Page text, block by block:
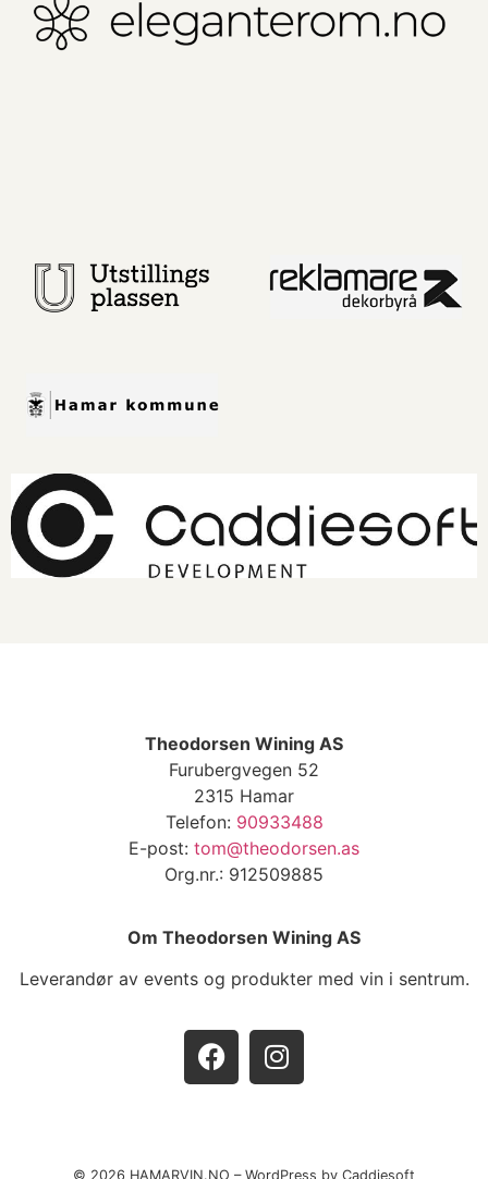
Theodorsen Wining AS
Furubergvegen 52
2315 Hamar
Telefon: 90933488
E-post: tom@theodorsen.as
Org.nr.: 912509885
Om Theodorsen Wining AS
Leverandør av events og produkter med vin i sentrum.
© 2026 HAMARVIN.NO – WordPress by Caddiesoft